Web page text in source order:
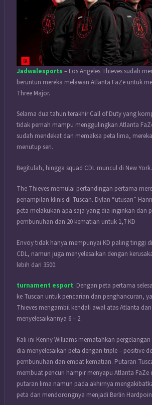
Jadwalesports – Los Angeles Thieves sudah
beruntun mereka melawan Atlanta FaZe untuk
Three Major.
Selama dua tahun terakhir Call of Duty yang
tidak pernah mampu menggulingkan Atlanta
sudah mendekat dan memaksa peta lima,
menutup seri.
Begitulah, hingga squad CDL muncul di New York.
The Thieves memulai pertandingan pertama
penampilan klinis di Tuscan. Dylan “utusan”
peta melakukan apa saja yang dia inginkan dan
pembunuhan dan 20 kematian untuk 1,7 KD
Envoy tidak hanya mempunyai KD paling tinggi
CDL, namun juga menyelesaikan dengan
lebih dari 3500.
turnament esport. Dengan peta pertama
ke Tuscan untuk pencarian dan penghancuran,
Thieves mengambil kendali awal atas Atlanta
menyelesaikannya 6 – 2.
Kali ini Kenny Williams mematahkan
dia menyelesaikan peta dengan triple – positive
pembunuhan dan empat kematian. Putaran
membuat pencuri hampir menyapu Atlanta FaZe
putaran lima namun pada akhirnya
peta dan mendorongnya menjadi Berlin